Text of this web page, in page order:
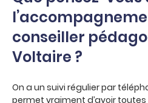
conseiller
Voltaire ?
On a un suivi régulier par
permet vraiment d’avoir